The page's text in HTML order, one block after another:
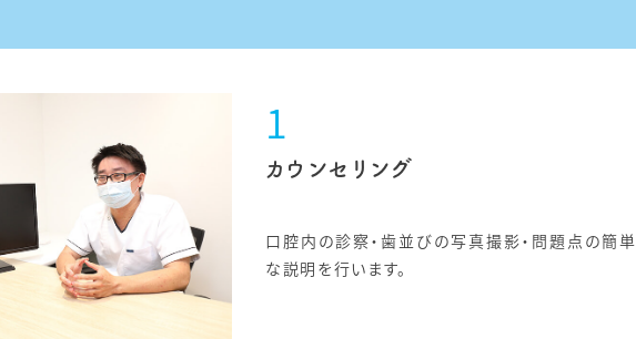
カウンセリング
口腔内の診察・歯並びの写真撮影・問題点の簡単
な説明を行います。